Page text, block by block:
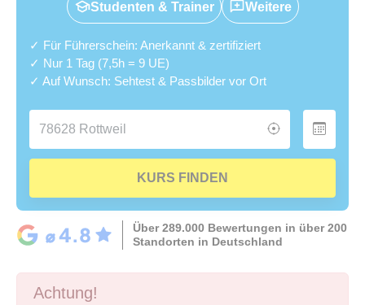
Studenten & Trainer Weitere
✓ Für Führerschein: Anerkannt & zertifiziert
✓ Nur 1 Tag (7,5h = 9 UE)
✓ Auf Wunsch: Sehtest & Passbilder vor Ort
KURS FINDEN
Über 289.000 Bewertungen in über 200
Standorten in Deutschland
Achtung!